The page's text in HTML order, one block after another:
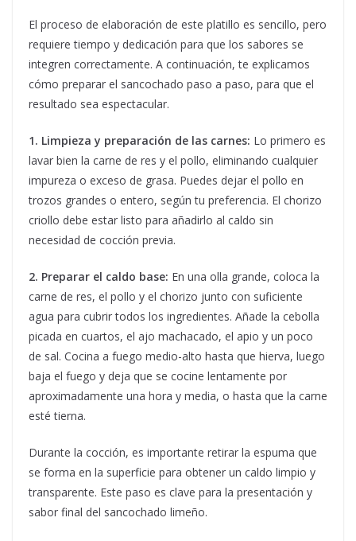
El proceso de elaboración de este platillo es sencillo, pero
requiere tiempo y dedicación para que los sabores se
integren correctamente. A continuación, te explicamos
cómo preparar el sancochado paso a paso, para que el
resultado sea espectacular.
1. Limpieza y preparación de las carnes: Lo primero es
lavar bien la carne de res y el pollo, eliminando cualquier
impureza o exceso de grasa. Puedes dejar el pollo en
trozos grandes o entero, según tu preferencia. El chorizo
criollo debe estar listo para añadirlo al caldo sin
necesidad de cocción previa.
2. Preparar el caldo base: En una olla grande, coloca la
carne de res, el pollo y el chorizo junto con suficiente
agua para cubrir todos los ingredientes. Añade la cebolla
picada en cuartos, el ajo machacado, el apio y un poco
de sal. Cocina a fuego medio-alto hasta que hierva, luego
baja el fuego y deja que se cocine lentamente por
aproximadamente una hora y media, o hasta que la carne
esté tierna.
Durante la cocción, es importante retirar la espuma que
se forma en la superficie para obtener un caldo limpio y
transparente. Este paso es clave para la presentación y
sabor final del sancochado limeño.